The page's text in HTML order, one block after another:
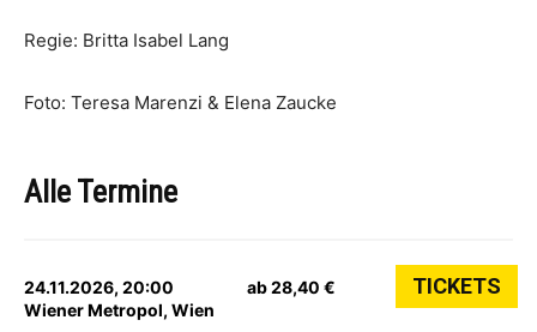
Regie: Britta Isabel Lang
Foto: Teresa Marenzi & Elena Zaucke
Alle Termine
24.11.2026, 20:00
Wiener Metropol, Wien
ab 28,40 € TICKETS